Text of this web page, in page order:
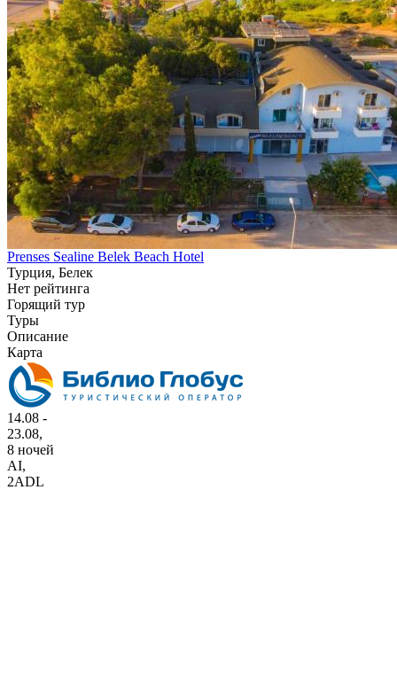
Prenses Sealine Belek Beach Hotel
Турция, Белек
Нет рейтинга
Горящий тур
Туры
Описание
Карта
14.08 -
23.08,
8 ночей
AI,
2ADL